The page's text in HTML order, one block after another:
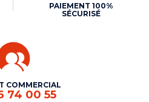
PAIEMENT 100%
SÉCURISÉ
COMMERCIAL
74 00 55